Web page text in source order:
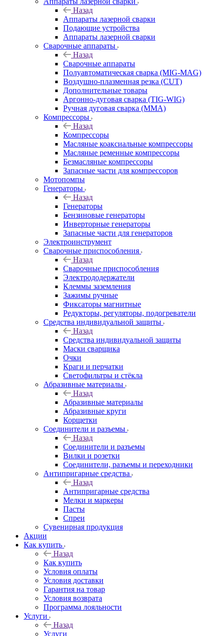
Назад
Аппараты лазерной сварки
Подающие устройства
Аппараты лазерной сварки
Сварочные аппараты
Назад
Сварочные аппараты
Полуавтоматическая сварка (MIG-MAG)
Воздушно-плазменная резка (CUT)
Дополнительные товары
Аргонно-дуговая сварка (TIG-WIG)
Ручная дуговая сварка (MMA)
Компрессоры
Назад
Компрессоры
Масляные коаксиальные компрессоры
Масляные ременные компрессоры
Безмасляные компрессоры
Запасные части для компрессоров
Мотопомпы
Генераторы
Назад
Генераторы
Бензиновые генераторы
Инверторные генераторы
Запасные части для генераторов
Электроинструмент
Сварочные приспособления
Назад
Сварочные приспособления
Электрододержатели
Клеммы заземления
Зажимы ручные
Фиксаторы магнитные
Редукторы, регуляторы, подогреватели
Средства индивидуальной защиты
Назад
Средства индивидуальной защиты
Маски сварщика
Очки
Краги и перчатки
Светофильтры и стёкла
Абразивные материалы
Назад
Абразивные материалы
Абразивные круги
Корщетки
Соединители и разъемы
Назад
Соединители и разъемы
Вилки и розетки
Соединители, разъемы и переходники
Антипригарные средства
Назад
Антипригарные средства
Мелки и маркеры
Пасты
Спреи
Сувенирная продукция
Акции
Как купить
Назад
Как купить
Условия оплаты
Условия доставки
Гарантия на товар
Условия возврата
Программа лояльности
Услуги
Назад
Услуги